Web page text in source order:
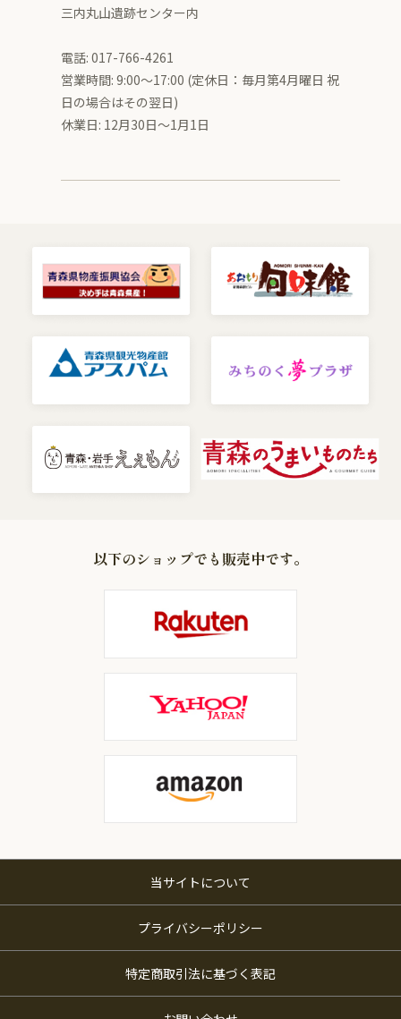
三内丸山遺跡センター内
電話: 017-766-4261
営業時間: 9:00〜17:00 (定休日：毎月第4月曜日 祝
日の場合はその翌日)
休業日: 12月30日～1月1日
以下のショップでも販売中です。
当サイトについて
プライバシーポリシー
特定商取引法に基づく表記